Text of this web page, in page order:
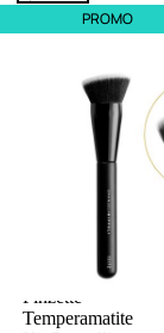
ACCESSORI
Pennelli Viso
Pennelli Occhi
Pennelli Labbra
Accessori Make Up
Accessori Occhi
Ciglia Finte
Pinzette
Temperamatite
PROMO